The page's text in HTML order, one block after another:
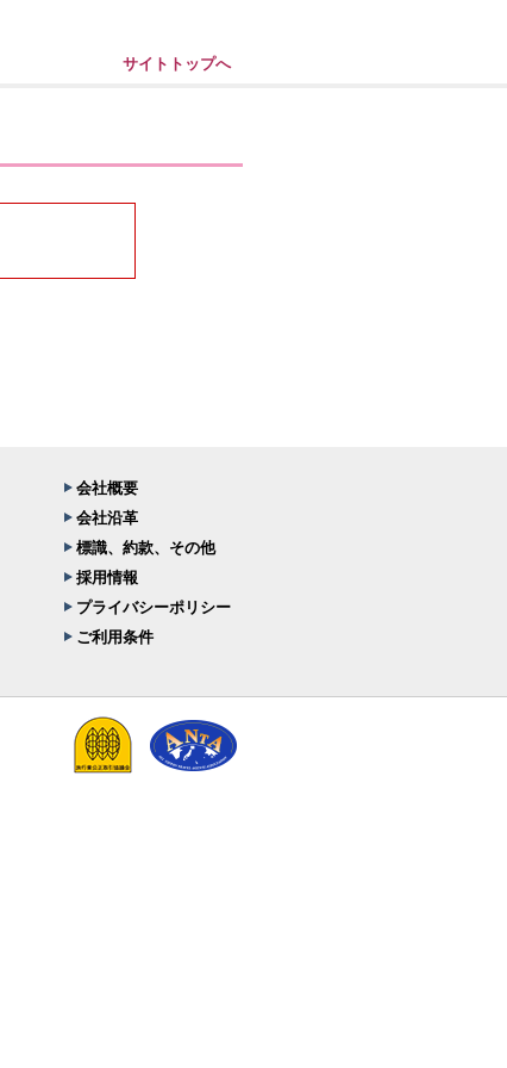
サイトトップへ
会社概要
会社沿革
標識、約款、その他
採用情報
プライバシーポリシー
ご利用条件